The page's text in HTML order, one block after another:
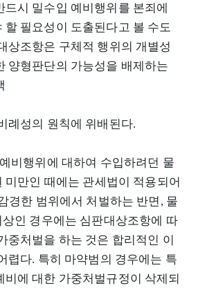
드시 밀수입 예비행위를 본죄에
할 필요성이 도출된다고 볼 수도
상조항은 구체적 행위의 개별성
양형판단의 가능성을 배제하는
례성의 원칙에 위배된다.
비행위에 대하여 수입하려던 물
미만인 때에는 관세법이 적용되어
경한 범위에서 처벌하는 반면, 물
인 경우에는 심판대상조항에 따
중처벌을 하는 것은 합리적인 이
렵다. 특히 마약범의 경우에는 특
비에 대한 가중처벌규정이 삭제되